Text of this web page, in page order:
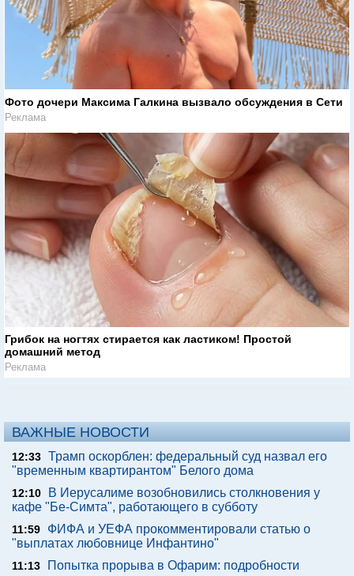
Фото дочери Максима Галкина вызвало обсуждения в Сети
Реклама
Грибок на ногтях стирается как ластиком! Простой
домашний метод
Реклама
ВАЖНЫЕ НОВОСТИ
12:33 Трамп оскорблен: федеральный суд назвал его
"временным квартирантом" Белого дома
12:10
В Иерусалиме возобновились столкновения у
кафе "Бе-Симта", работающего в субботу
11:59
ФИФА и УЕФА прокомментировали статью о
"выплатах любовнице Инфантино"
11:13 Попытка прорыва в Офарим: подробности